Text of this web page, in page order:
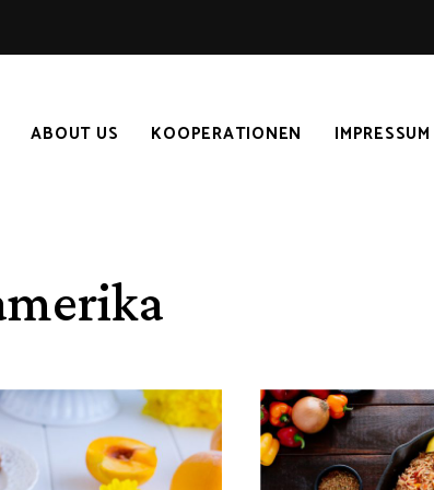
ABOUT US KOOPERATIONEN IMPRESSUM